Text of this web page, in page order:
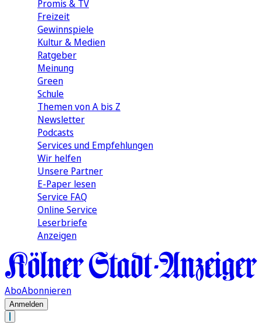
Promis & TV
Freizeit
Gewinnspiele
Kultur & Medien
Ratgeber
Meinung
Green
Schule
Themen von A bis Z
Newsletter
Podcasts
Services und Empfehlungen
Wir helfen
Unsere Partner
E-Paper lesen
Service FAQ
Online Service
Leserbriefe
Anzeigen
AboAbonnieren
Anmelden